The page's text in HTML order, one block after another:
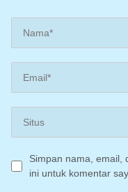
Simpan nama, email,
ini untuk komentar